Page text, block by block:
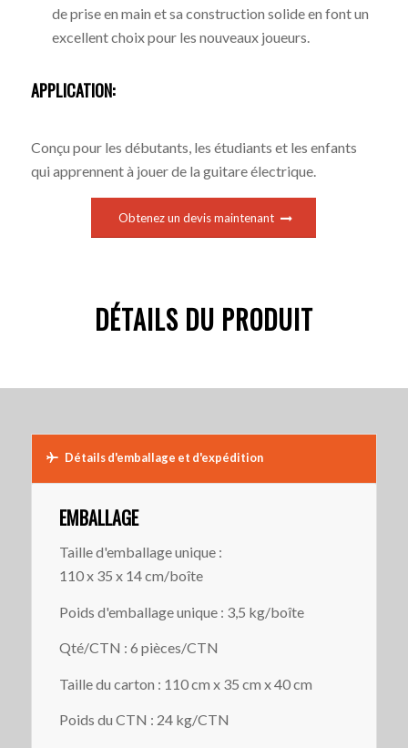
de prise en main et sa construction solide en font un
excellent choix pour les nouveaux joueurs.
APPLICATION:
Conçu pour les débutants, les étudiants et les enfants
qui apprennent à jouer de la guitare électrique.
Obtenez un devis maintenant
DÉTAILS DU PRODUIT
Détails d'emballage et d'expédition
EMBALLAGE
Taille d'emballage unique :
110 x 35 x 14 cm/boîte
Poids d'emballage unique : 3,5 kg/boîte
Qté/CTN : 6 pièces/CTN
Taille du carton : 110 cm x 35 cm x 40 cm
Poids du CTN : 24 kg/CTN